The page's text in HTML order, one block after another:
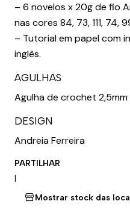
– 6 novelos x 20g de fio
nas cores 84, 73, 111, 74,
– Tutorial em papel com
inglês.
AGULHAS
Agulha de crochet
DESIGN
Andreia Ferreira
PARTILHAR
|
Mostrar stock das